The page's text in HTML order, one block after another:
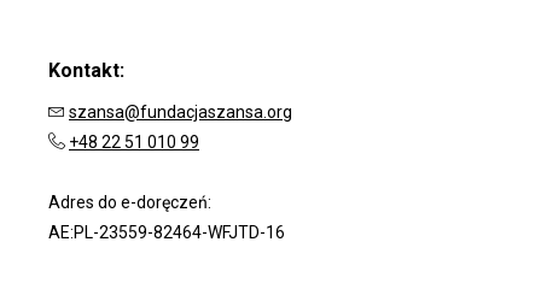
Kontakt:
szansa@fundacjaszansa.org
+48 22 51 010 99
Adres do e-doręczeń:
AE:PL-23559-82464-WFJTD-16